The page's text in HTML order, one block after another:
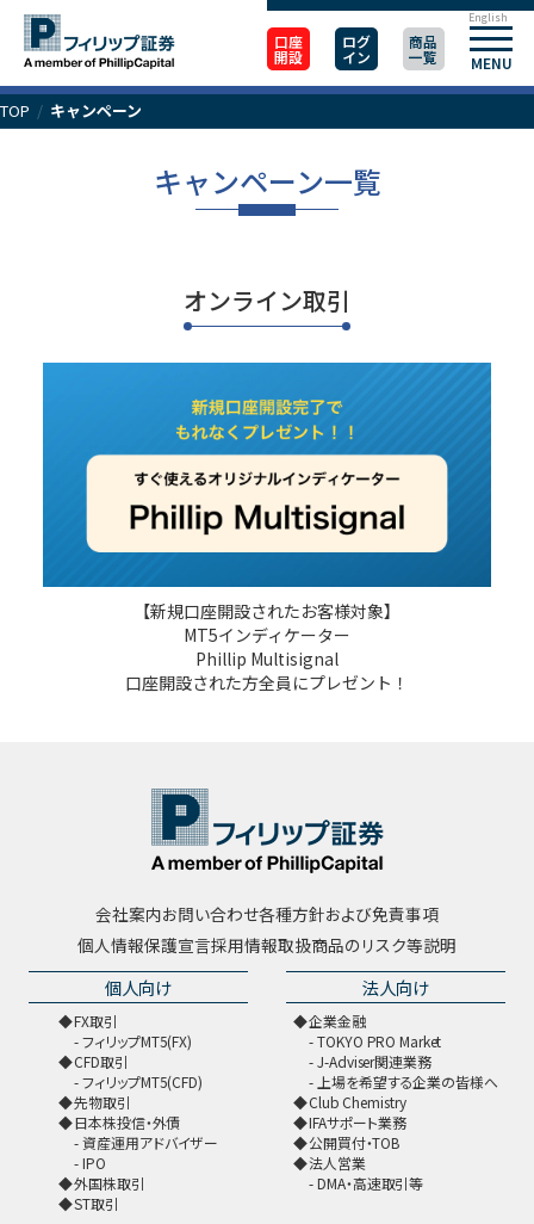
口座
開設
ログ
イン
商品
一覧 MENU
English
TOP / キャンペーン
キャンペーン一覧
オンライン取引
【新規口座開設されたお客様対象】
MT5インディケーター
Phillip Multisignal
口座開設された方全員にプレゼント！
会社案内お問い合わせ各種方針および免責事項
個人情報保護宣言採用情報取扱商品のリスク等説明
個人向け
FX取引
フィリップMT5(FX)
CFD取引
フィリップMT5(CFD)
先物取引
日本株投信・外債
資産運用アドバイザー
IPO
外国株取引
ST取引
法人向け
企業金融
TOKYO PRO Market
J-Adviser関連業務
上場を希望する企業の皆様へ
Club Chemistry
IFAサポート業務
公開買付・TOB
法人営業
DMA・高速取引等